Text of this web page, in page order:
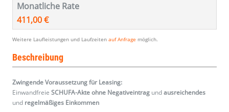
Monatliche Rate
411,00 €
Weitere Laufleistungen und Laufzeiten auf Anfrage möglich.
Beschreibung
Zwingende Voraussetzung für Leasing:
Einwandfreie SCHUFA-Akte ohne Negativeintrag undausreichendes
und regelmäßiges Einkommen